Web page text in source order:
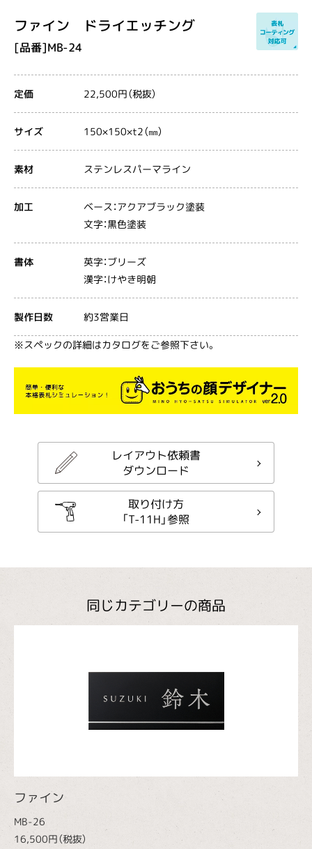
ファイン ドライエッチング
[品番]MB-24
定価 22,500円（税抜）
サイズ 150×150×t2（㎜）
素材 ステンレスパーマライン
加工 ベース：アクアブラック塗装
文字：黒色塗装
書体 英字：ブリーズ
漢字：けやき明朝
製作日数 約3営業日
※スペックの詳細はカタログをご参照下さい。
レイアウト依頼書
ダウンロード
取り付け方
「T-11H」参照
同じカテゴリーの商品
ファイン
MB-26
16,500円（税抜）